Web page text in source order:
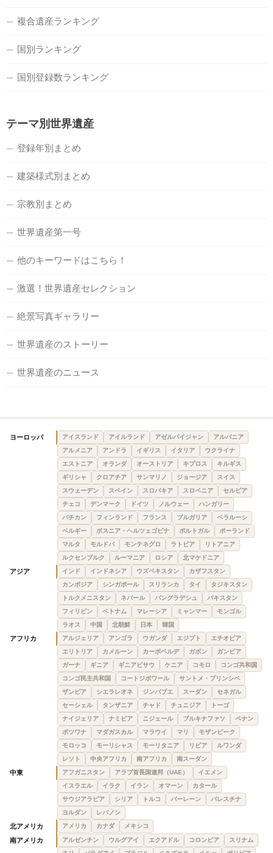
複合遺産ランキング
国別ランキング
国別登録数ランキング
テーマ別世界遺産
登録年別まとめ
建築様式別まとめ
宗教別まとめ
世界遺産第一号
他のキーワードはこちら！
激選！世界遺産セレクション
絶景写真ギャラリー
世界遺産のストーリー
世界遺産のニュース
ヨーロッパ アイスランド アイルランド アゼルバイジャン
アルバニア
アルメニア
アンドラ イギリス イタリア
ウクライナ
エストニア
オランダ オーストリア キプロス
キルギス
ギリシャ
クロアチア サンマリノ ジョージア
スイス
スウェーデン
スペイン スロバキア スロベニア
セルビア
チェコ
デンマーク ドイツ ノルウェー
ハンガリー
バチカン
フィンランド フランス ブルガリア
ベラルーシ
ベルギー
ボスニア・ヘルツェゴビナ ポルトガル
ポーランド
マルタ
モルドバ モンテネグロ ラトビア
リトアニア
ルクセンブルク
ルーマニア ロシア 北マケドニア
アジア インド インドネシア ウズベキスタン
カザフスタン
カンボジア
シンガポール スリランカ タイ
タジキスタン
トルクメニスタン
ネパール バングラデシュ
パキスタン
フィリピン
ベトナム マレーシア ミャンマー
モンゴル
ラオス
中国 北朝鮮 日本 韓国
アフリカ アルジェリア アンゴラ ウガンダ エジプト
エチオピア
エリトリア
カメルーン カーボベルデ ガボン
ガンビア
ガーナ
ギニア ギニアビサウ ケニア コモロ
コンゴ共和国
コンゴ民主共和国
コートジボワール
サントメ・プリンシペ
ザンビア
シエラレオネ ジンバブエ スーダン
セネガル
セーシェル
タンザニア チャド チュニジア
トーゴ
ナイジェリア
ナミビア ニジェール ブルキナファソ
ベナン
ボツワナ
マダガスカル マラウイ マリ
モザンビーク
モロッコ
モーリシャス モーリタニア リビア
ルワンダ
レソト
中央アフリカ 南アフリカ 南スーダン
中東 アフガニスタン アラブ首長国連邦（UAE）
イエメン
イスラエル
イラク イラン オマーン
カタール
サウジアラビア
シリア トルコ バーレーン
パレスチナ
ヨルダン
レバノン
北アメリカ アメリカ カナダ メキシコ
南アメリカ アルゼンチン ウルグアイ エクアドル コロンビア
スリナム